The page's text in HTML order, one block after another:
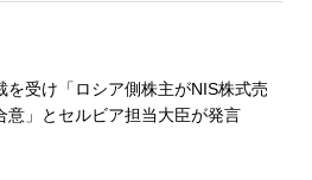
を受け「ロシア側株主がNIS株式売
意」とセルビア担当大臣が発言